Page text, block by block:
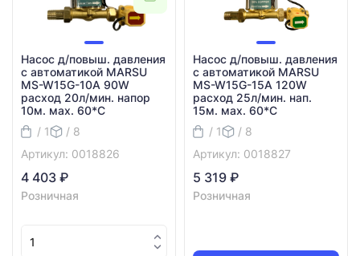
Насос д/повыш. давления
с автоматикой MARSU
MS-W15G-10A 90W
расход 20л/мин. напор
10м. мах. 60*C
/ 1
/ 8
Артикул: 0018826
4 403 ₽
Розничная
Насос д/повыш. давления
с автоматикой MARSU
MS-W15G-15A 120W
расход 25л/мин. нап.
15м. мах. 60*C
/ 1
/ 8
Артикул: 0018827
5 319 ₽
Розничная